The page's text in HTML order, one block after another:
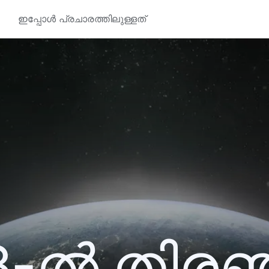
ഇപ്പോൾ പ്രചാരത്തിലുള്ളത്